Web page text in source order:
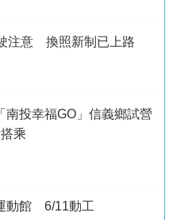
注意 換照新制已上路
南投幸福GO」信義鄉試營
乘
動館 6/11動工